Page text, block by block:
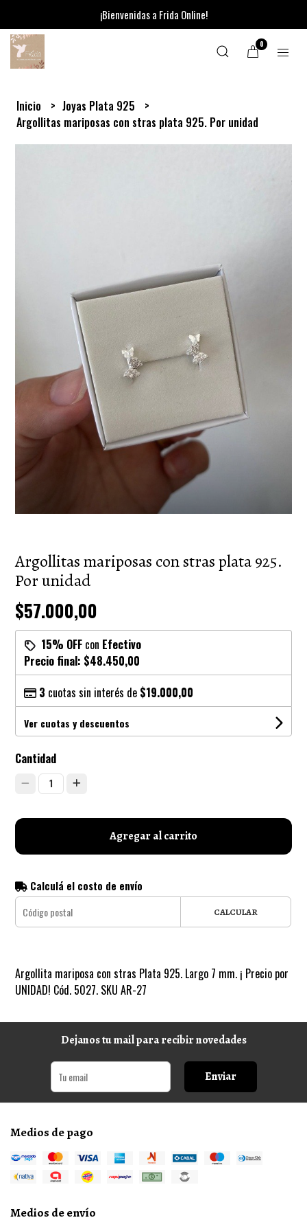
¡Bienvenidas a Frida Online!
0
Inicio
Joyas Plata 925
Argollitas mariposas con stras plata 925. Por unidad
Argollitas mariposas con stras plata 925.
Por unidad
$57.000,00
15% OFF con Efectivo
Precio final: $48.450,00
3 cuotas sin interés de $19.000,00
Ver cuotas y descuentos
Cantidad
1
Agregar al carrito
Calculá el costo de envío
CALCULAR
Argollita mariposa con stras Plata 925. Largo 7 mm. ¡ Precio por
UNIDAD! Cód. 5027. SKU AR-27
Dejanos tu mail para recibir novedades
Enviar
Medios de pago
Medios de envío